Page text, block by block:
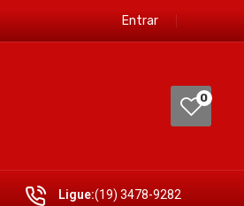
Entrar
0
Ligue:(19) 3478-9282